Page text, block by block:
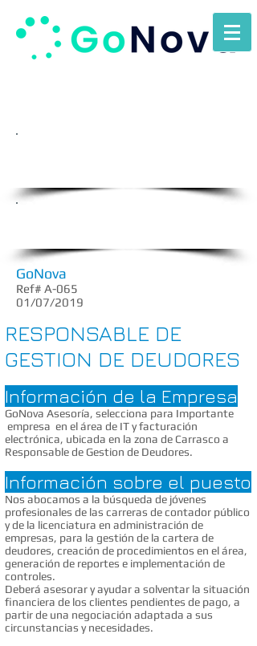
GoNova
Ref# A-065
01/07/2019
RESPONSABLE DE
GESTION DE DEUDORES
Información de la Empresa
GoNova Asesoría, selecciona para Importante
empresa en el área de IT y facturación
electrónica, ubicada en la zona de Carrasco a
Responsable de Gestion de Deudores.
Información sobre el puesto
Nos abocamos a la búsqueda de jóvenes
profesionales de las carreras de contador público
y de la licenciatura en administración de
empresas, para la gestión de la cartera de
deudores, creación de procedimientos en el área,
generación de reportes e implementación de
controles.
Deberá asesorar y ayudar a solventar la situación
financiera de los clientes pendientes de pago, a
partir de una negociación adaptada a sus
circunstancias y necesidades.